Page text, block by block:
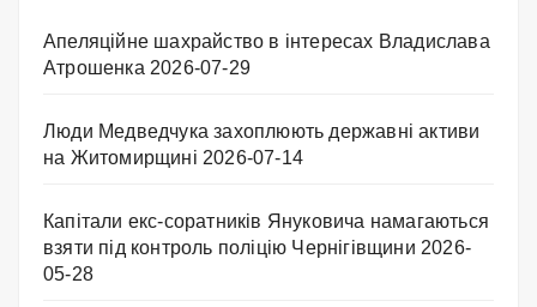
Апеляційне шахрайство в інтересах Владислава
Атрошенка 2026-07-29
Люди Медведчука захоплюють державні активи
на Житомирщині 2026-07-14
Капітали екс-соратників Януковича намагаються
взяти під контроль поліцію Чернігівщини 2026-
05-28